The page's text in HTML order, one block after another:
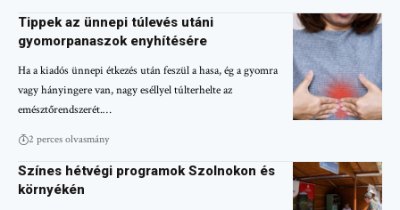
Tippek az ünnepi túlevés utáni
gyomorpanaszok enyhítésére
Ha a kiadós ünnepi étkezés után feszül a hasa, ég a gyomra
vagy hányingere van, nagy eséllyel túlterhelte az
emésztőrendszerét.…
2 perces olvasmány
Színes hétvégi programok Szolnokon és
környékén